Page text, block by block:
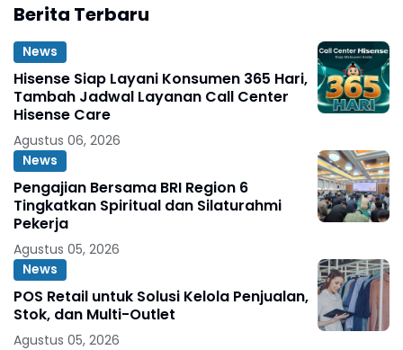
Berita Terbaru
News
Hisense Siap Layani Konsumen 365 Hari,
Tambah Jadwal Layanan Call Center
Hisense Care
Agustus 06, 2026
News
Pengajian Bersama BRI Region 6
Tingkatkan Spiritual dan Silaturahmi
Pekerja
Agustus 05, 2026
News
POS Retail untuk Solusi Kelola Penjualan,
Stok, dan Multi-Outlet
Agustus 05, 2026